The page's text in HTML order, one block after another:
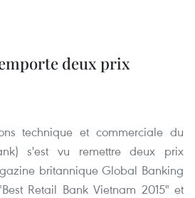
deux prix
technique et commerciale du
s'est vu remettre deux prix
britannique Global Banking
Retail Bank Vietnam 2015" et